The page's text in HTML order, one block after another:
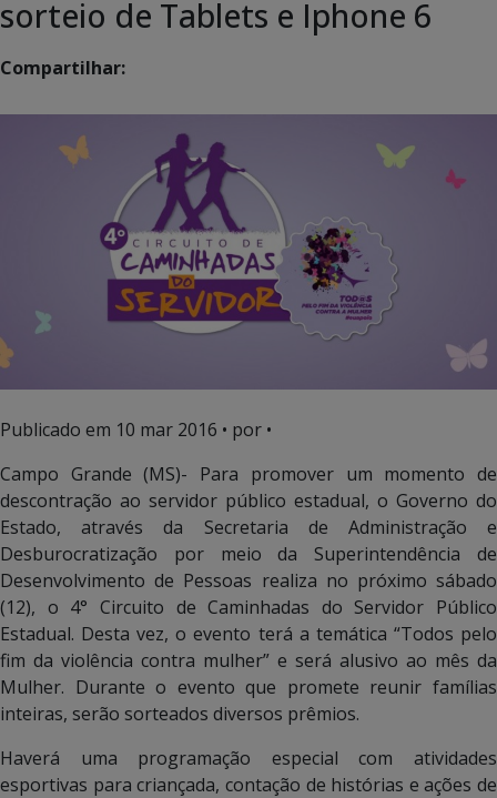
sorteio de Tablets e Iphone 6
Compartilhar:
Publicado em 10 mar 2016 • por •
Campo Grande (MS)- Para promover um momento de
descontração ao servidor público estadual, o Governo do
Estado, através da Secretaria de Administração e
Desburocratização por meio da Superintendência de
Desenvolvimento de Pessoas realiza no próximo sábado
(12), o 4° Circuito de Caminhadas do Servidor Público
Estadual. Desta vez, o evento terá a temática “Todos pelo
fim da violência contra mulher” e será alusivo ao mês da
Mulher. Durante o evento que promete reunir famílias
inteiras, serão sorteados diversos prêmios.
Haverá uma programação especial com atividades
esportivas para criançada, contação de histórias e ações de